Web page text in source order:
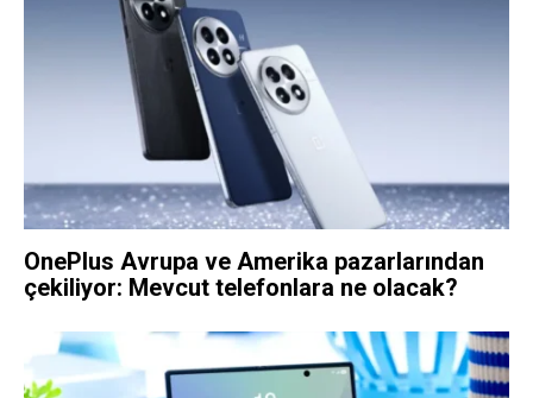
OnePlus Avrupa ve Amerika pazarlarından
çekiliyor: Mevcut telefonlara ne olacak?